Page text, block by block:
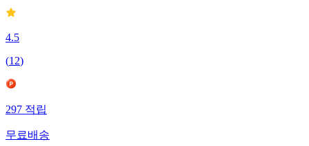
4.5
(12)
297적립
무료배송